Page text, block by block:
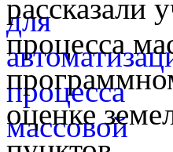
рассказали
процесса
оценке